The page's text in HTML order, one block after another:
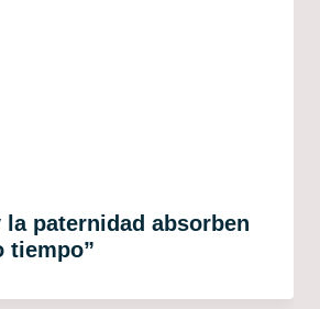
la paternidad absorben
tiempo”